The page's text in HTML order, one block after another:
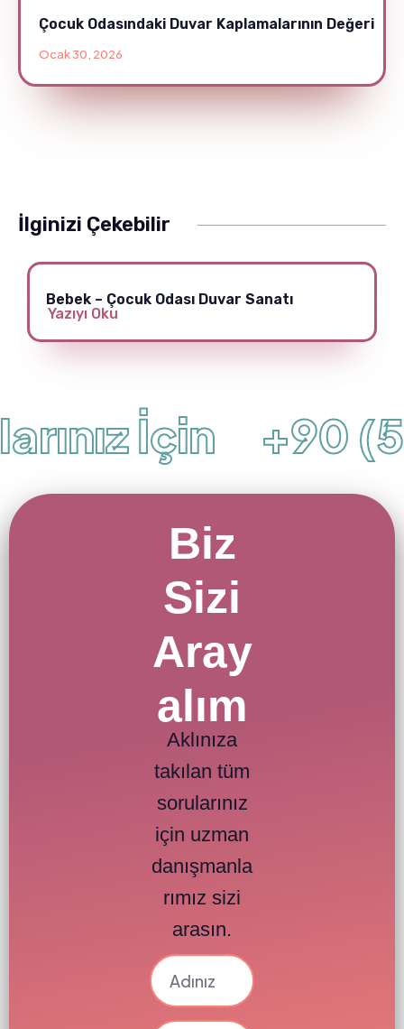
Çocuk Odasındaki Duvar Kaplamalarının Değeri
Ocak 30, 2026
İlginizi Çekebilir
Bebek – Çocuk Odası Duvar Sanatı
Yazıyı Oku
İçin +90
Biz
Sizi
Aray
alım
Aklınıza
takılan tüm
sorularınız
için uzman
danışmanla
rımız sizi
arasın.